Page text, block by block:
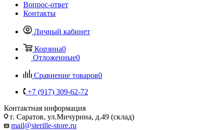
Вопрос-ответ
Контакты
Личный кабинет
Корзина0
Отложенные0
Сравнение товаров0
+7 (917) 309-62-72
Контактная информация
г. Саратов, ул.Мичурина, д.49 (склад)
mail@sterille-store.ru